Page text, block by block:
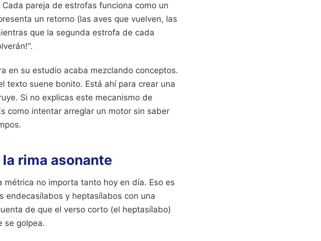
pareja de estrofas funciona como un
un retorno (las aves que vuelven, las
que la segunda estrofa de cada
en su estudio acaba mezclando conceptos.
texto suene bonito. Está ahí para crear una
Si no explicas este mecanismo de
como intentar arreglar un motor sin saber
rima asonante
no importa tanto hoy en día. Eso es
endecasílabos y heptasílabos con una
de que el verso corto (el heptasílabo)
se golpea.